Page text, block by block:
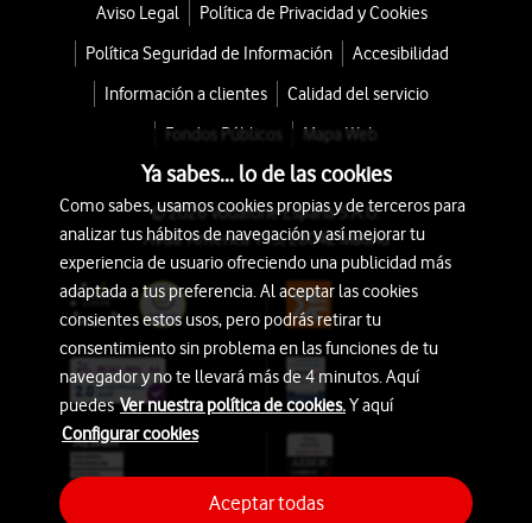
Aviso Legal
Política de Privacidad y Cookies
Política Seguridad de Información
Accesibilidad
Información a clientes
Calidad del servicio
Fondos Públicos
Mapa Web
© 2026 Vodafone España S.A.U.
Avda. América 115, 28042 Madrid
Ya sabes... lo de las cookies
Como sabes, usamos cookies propias y de terceros para
analizar tus hábitos de navegación y así mejorar tu
experiencia de usuario ofreciendo una publicidad más
adaptada a tus preferencia. Al aceptar las cookies
consientes estos usos, pero podrás retirar tu
consentimiento sin problema en las funciones de tu
navegador y no te llevará más de 4 minutos. Aquí
puedesVer nuestra política de cookies.Y aquí
Configurar cookies
Aceptar todas